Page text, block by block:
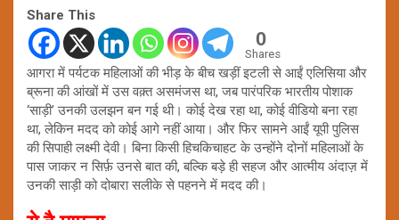
Share This
0
Shares
आगरा में पर्यटक महिलाओं की भीड़ के बीच खड़ीं इटली से आईं एलिसिया और
ब्रूना की आंखों में उस वक़्त असमंजस था, जब पारंपरिक भारतीय पोशाक
‘साड़ी’ उनकी उलझन बन गई थी। कोई देख रहा था, कोई वीडियो बना रहा
था, लेकिन मदद को कोई आगे नहीं आया। और फिर सामने आईं यूपी पुलिस
की सिपाही लक्ष्मी देवी। बिना किसी हिचकिचाहट के उन्होंने दोनों महिलाओं के
पास जाकर न सिर्फ़ उनसे बात की, बल्कि बड़े ही सहज और आत्मीय अंदाज़ में
उनकी साड़ी को दोबारा सलीके से पहनने में मदद की।